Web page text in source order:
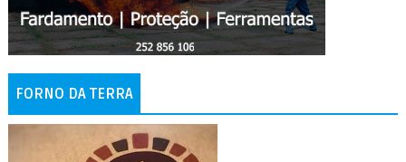
FORNO DA TERRA